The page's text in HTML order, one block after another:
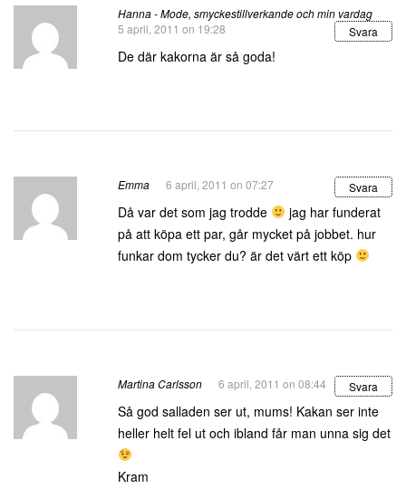
Hanna - Mode, smyckestillverkande och min vardag
5 april, 2011 on 19:28
Svara
De där kakorna är så goda!
Emma 6 april, 2011 on 07:27 Svara
Då var det som jag trodde
jag har funderat
på att köpa ett par, går mycket på jobbet. hur
funkar dom tycker du? är det värt ett köp
Martina Carlsson 6 april, 2011 on 08:44 Svara
Så god salladen ser ut, mums! Kakan ser inte
heller helt fel ut och ibland får man unna sig det
Kram